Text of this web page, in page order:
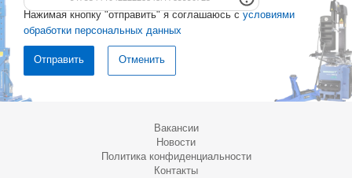
Нажимая кнопку "отправить" я соглашаюсь с условиями
обработки персональных данных
Отменить
Вакансии
Новости
Политика конфиденциальности
Контакты